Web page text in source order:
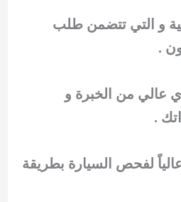
و التي تتضمن طلب
.
عالي من الخبرة و
.
عالياً لفحص السيارة بطريقة